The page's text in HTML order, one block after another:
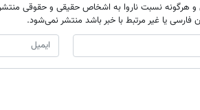
و هرگونه نسبت ناروا به اشخاص حقیقی و حقوقی
فارسی یا غیر مرتبط با خبر باشد منتشر نمی‌شود.